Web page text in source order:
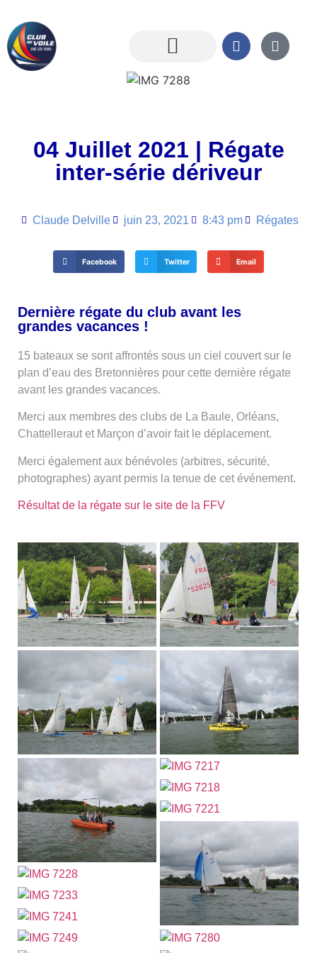
04 Juillet 2021 | Régate
inter-série dériveur
Claude Delville juin 23, 2021 8:43 pm Régates
Facebook Twitter Email
Dernière régate du club avant les
grandes vacances !
15 bateaux se sont affrontés sous un ciel couvert sur le
plan d’eau des Bretonnières pour cette dernière régate
avant les grandes vacances.
Merci aux membres des clubs de La Baule, Orléans,
Chattelleraut et Marçon d’avoir fait le déplacement.
Merci également aux bénévoles (arbitres, sécurité,
photographes) ayant permis la tenue de cet événement.
Résultat de la régate sur le site de la FFV